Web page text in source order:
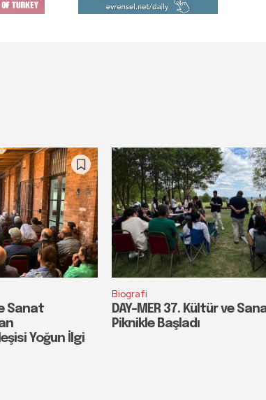
Sanat
Yoğun İlgi
Biografi
DAY-MER 37. Kültür ve
Piknikle Başladı